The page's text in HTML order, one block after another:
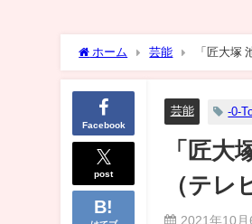
ホーム 芸能 「匠大塚
Facebook
post
芸能 -0-
「匠大
（テレ
2021年10月